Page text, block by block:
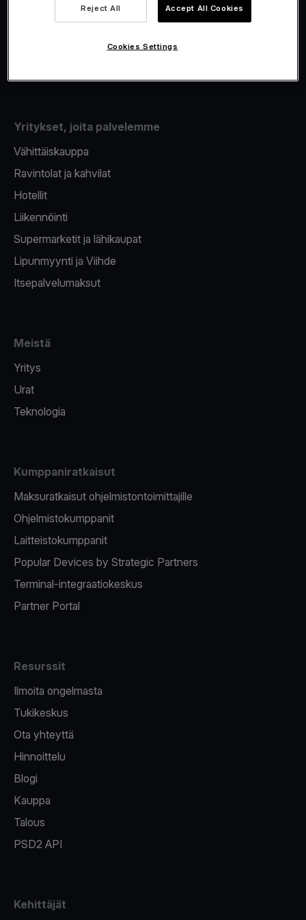
Fiskalisointi
Korttien myöntäminen
Yritykset, joita palvelemme
Vähittäiskauppa
Ravintolat ja kahvilat
Hotellit
Liikennöinti
Supermarketit ja lähikaupat
Lipunmyynti ja Viihde
Itsepalvelumaksut
Meistä
Yritys
Urat
Teknologia
Kumppaniratkaisut
Maksuratkaisut ohjelmistontoimittajille
Ohjelmistokumppanit
Laitteistokumppanit
Popular Devices by Strategic Partners
Terminal-integraatiokeskus
Partner Portal
Resurssit
Ilmoita ongelmasta
Tukikeskus
Ota yhteyttä
Hinnoittelu
Blogi
Kauppa
Talous
PSD2 API
Kehittäjät
Reject All Accept All Cookies
Cookies Settings